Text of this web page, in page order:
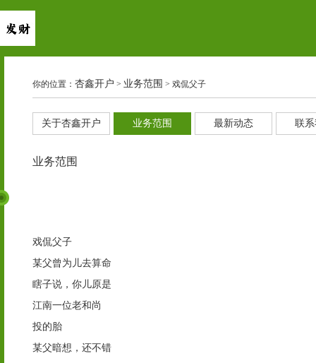
你的位置： 杏鑫开户 > 业务范围 > 戏侃父子
关于杏鑫开户 业务范围 最新动态 联
业务范围
戏侃父子
某父曾为儿去算命
瞎子说，你儿原是
江南一位老和尚
投的胎
某父暗想，还不错